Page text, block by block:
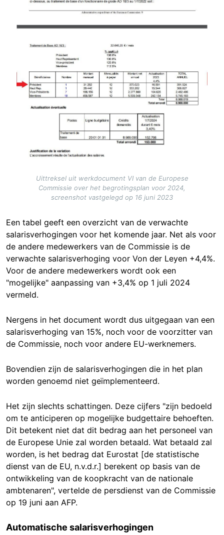
Uittreksel uit werkdocument VI van de Europese
Commissie over het begrotingsplan voor 2024,
screenshot vastgelegd op 16 juni 2023
Een tabel geeft een overzicht van de verwachte
salarisverhogingen voor het komende jaar. Net als voor
de andere medewerkers van de Commissie is de
verwachte salarisverhoging voor Von der Leyen +4,4%.
Voor de andere medewerkers wordt ook een
"mogelijke" aanpassing van +3,4% op 1 juli 2024
vermeld.
Nergens in het document wordt dus uitgegaan van een
salarisverhoging van 15%, noch voor de voorzitter van
de Commissie, noch voor andere EU-werknemers.
Bovendien zijn de salarisverhogingen die in het plan
worden genoemd niet geïmplementeerd.
Het zijn slechts schattingen. Deze cijfers "zijn bedoeld
om te anticiperen op mogelijke budgettaire behoeften.
Dit betekent niet dat dit bedrag aan het personeel van
de Europese Unie zal worden betaald. Wat betaald zal
worden, is het bedrag dat Eurostat [de statistische
dienst van de EU, n.v.d.r.] berekent op basis van de
ontwikkeling van de koopkracht van de nationale
ambtenaren", vertelde de persdienst van de Commissie
op 19 juni aan AFP.
Automatische salarisverhogingen